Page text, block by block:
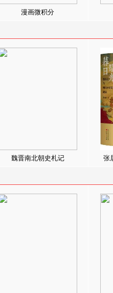
漫画微积分
魏晋南北朝史札记 张